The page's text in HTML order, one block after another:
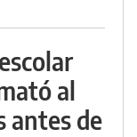
al
antes de